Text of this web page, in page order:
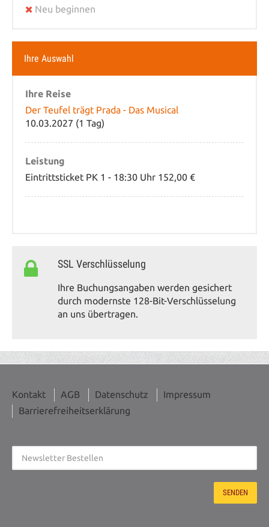
Neu beginnen
Ihre Auswahl
Ihre Reise
Der Teufel trägt Prada - Das Musical
10.03.2027 (1 Tag)
Leistung
Eintrittsticket PK 1 - 18:30 Uhr 152,00 €
SSL Verschlüsselung
Ihre Buchungsangaben werden gesichert
durch modernste 128-Bit-Verschlüsselung
an uns übertragen.
Kontakt AGB Datenschutz
Impressum
Barrierefreiheitserklärung